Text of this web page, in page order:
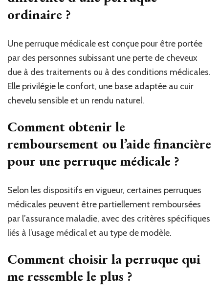
ordinaire ?
Une perruque médicale est conçue pour être portée
par des personnes subissant une perte de cheveux
due à des traitements ou à des conditions médicales.
Elle privilégie le confort, une base adaptée au cuir
chevelu sensible et un rendu naturel.
Comment obtenir le
remboursement ou l’aide financière
pour une perruque médicale ?
Selon les dispositifs en vigueur, certaines perruques
médicales peuvent être partiellement remboursées
par l’assurance maladie, avec des critères spécifiques
liés à l’usage médical et au type de modèle.
Comment choisir la perruque qui
me ressemble le plus ?